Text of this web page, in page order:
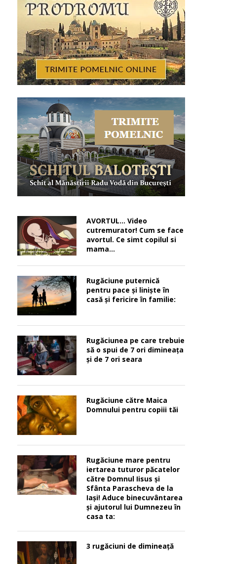
AVORTUL… Video
cutremurator! Cum se face
avortul. Ce simt copilul si
mama…
Rugăciune puternică
pentru pace şi linişte în
casă şi fericire în familie:
Rugăciunea pe care trebuie
să o spui de 7 ori dimineața
și de 7 ori seara
Rugăciune către Maica
Domnului pentru copiii tăi
Rugăciune mare pentru
iertarea tuturor păcatelor
către Domnul Iisus şi
Sfânta Parascheva de la
Iaşi! Aduce binecuvântarea
şi ajutorul lui Dumnezeu în
casa ta:
3 rugăciuni de dimineață